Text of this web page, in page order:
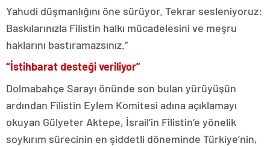
Yahudi düşmanlığını öne sürüyor. Tekrar sesleniyoruz:
Baskılarınızla Filistin halkı mücadelesini ve meşru
haklarını bastıramazsınız.”
“İstihbarat desteği veriliyor”
Dolmabahçe Sarayı önünde son bulan yürüyüşün
ardından Filistin Eylem Komitesi adına açıklamayı
okuyan Gülyeter Aktepe, İsrail’in Filistin’e yönelik
soykırım sürecinin en şiddetli döneminde Türkiye’nin,